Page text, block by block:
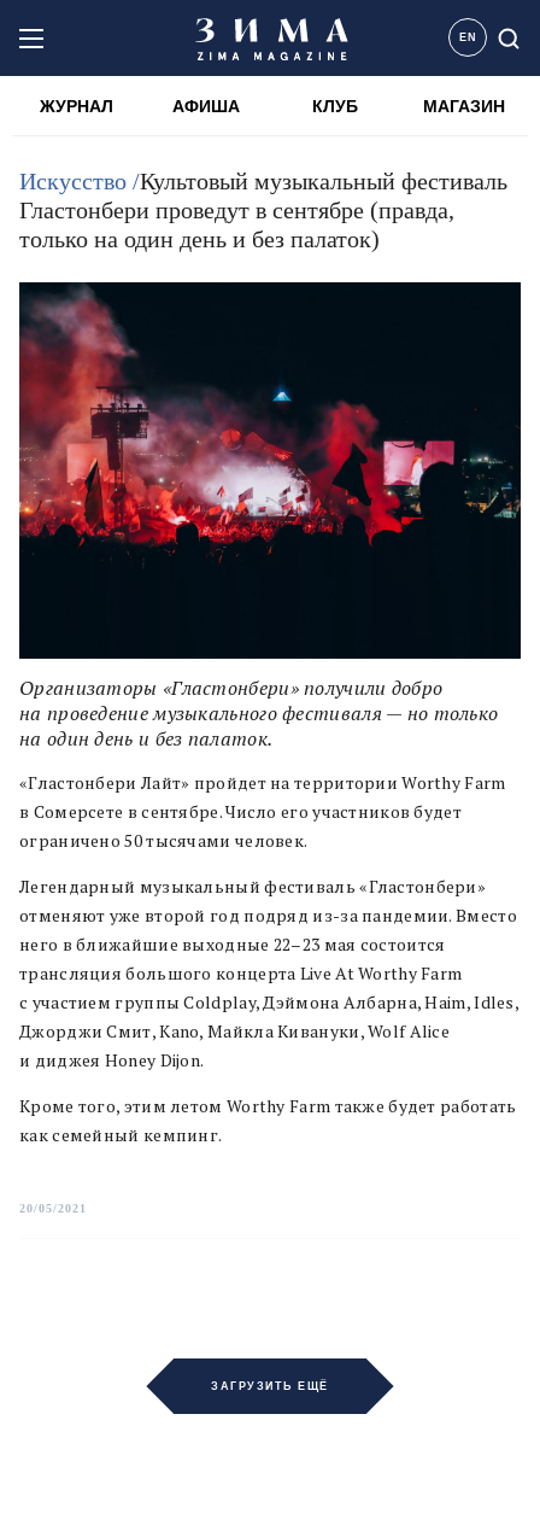
EN
ЖУРНАЛ АФИША КЛУБ МАГАЗИН
Искусство /Культовый музыкальный фестиваль
Гластонбери проведут в сентябре (правда,
только на один день и без палаток)
Организаторы «Гластонбери» получили добро
на проведение музыкального фестиваля — но только
на один день и без палаток.
«Гластонбери Лайт» пройдет на территории Worthy Farm
в Сомерсете в сентябре. Число его участников будет
ограничено 50 тысячами человек.
Легендарный музыкальный фестиваль «Гластонбери»
отменяют уже второй год подряд из-за пандемии. Вместо
него в ближайшие выходные 22–23 мая состоится
трансляция большого концерта Live At Worthy Farm
с участием группы Coldplay, Дэймона Албарна, Haim, Idles,
Джорджи Смит, Kano, Майкла Кивануки, Wolf Alice
и диджея Honey Dijon.
Кроме того, этим летом Worthy Farm также будет работать
как семейный кемпинг.
20/05/2021
ЗАГРУЗИТЬ ЕЩЁ